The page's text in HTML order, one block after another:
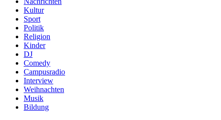
Kultur
Sport
Politik
Religion
Kinder
DJ
Comedy
Campusradio
Interview
Weihnachten
Musik
Bildung